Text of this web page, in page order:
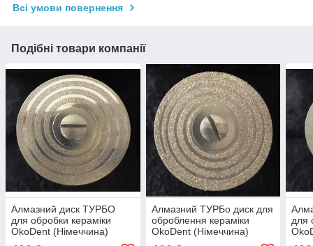
Всі умови повернення
Подібні товари компанії
Алмазний диск ТУРБО
для обробки кераміки
OkoDent (Німеччина)
Алмазний ТУРБo диск для
оброблення кераміки
OkoDent (Німеччина)
для